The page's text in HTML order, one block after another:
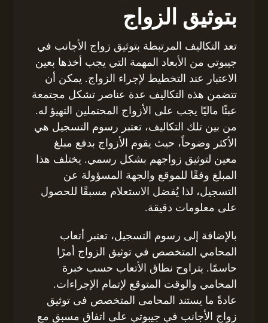
بتوثيق الزواج
تعد التكاليف المرتبطة بتوثيق زواج الأجانب في
جيبوتي من الأبعاد المهمة التي يجب أخذها بعين
الاعتبار عند التخطيط لإجراء الزواج. يمكن أن
تتضمن هذه التكاليف عدة عناصر تشكل مجتمعة
عبئًا ماليًا يجب على الأزواج المحتملين التهيؤ له.
من بين تلك التكاليف، تعتبر رسوم التسجيل هي
الأكثر وضوحاً، حيث يقوم الأزواج بدفع مبلغ
معين لتوثيق زواجهم بشكل رسمي. يختلف هذا
المبلغ وفقًا للموقع والجهة المسؤولة عن
التسجيل، لذا يُفضل الاستعلام مسبقًا للحصول
على معلومات دقيقة.
بالإضافة إلى رسوم التسجيل، تعتبر أتعاب
المحامي المتخصص في توثيق الزواج أمرًا
حاسمًا. يتراوح نطاق الأتعاب حسب خبرة
المحامي والوقت المتوقع لإتمام الإجراءات.
عادةً ما يستند المحامى المتخصص فى توثيق
زواج الأجانب في جيبوتي على اتفاق مسبق مع